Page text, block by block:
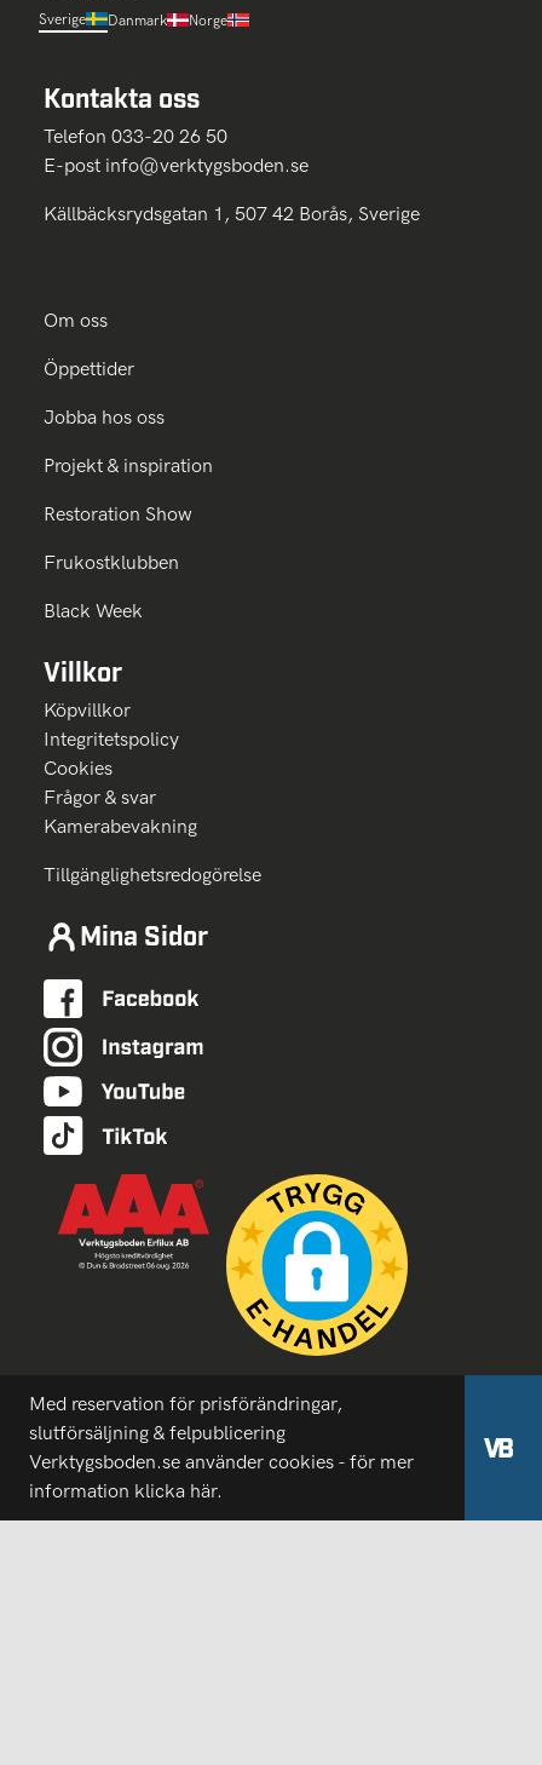
Sverige Danmark Norge
Kontakta oss
Telefon 033-20 26 50
E-post info@verktygsboden.se
Källbäcksrydsgatan 1, 507 42 Borås, Sverige
Om oss
Öppettider
Jobba hos oss
Projekt & inspiration
Restoration Show
Frukostklubben
Black Week
Villkor
Köpvillkor
Integritetspolicy
Cookies
Frågor & svar
Kamerabevakning
Tillgänglighetsredogörelse
Mina Sidor
Med reservation för prisförändringar,
slutförsäljning & felpublicering
Verktygsboden.se använder cookies - för mer
information klicka här.